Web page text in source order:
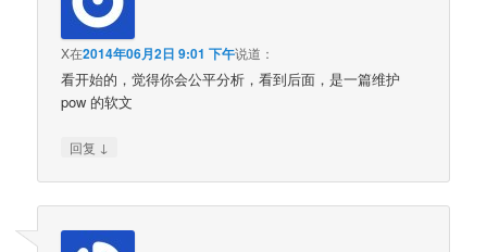
X在2014年06月2日 9:01 下午说道：
看开始的，觉得你会公平分析，看到后面，是一篇维护
pow 的软文
回复 ↓